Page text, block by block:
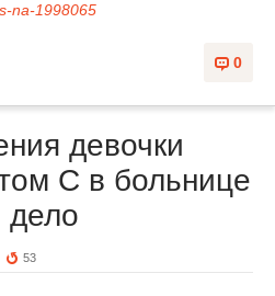
na-1998065
0
девочки
С в больнице
дело
53